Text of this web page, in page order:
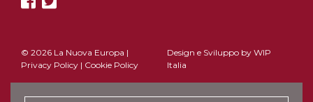
© 2026 La Nuova Europa |
Privacy Policy | Cookie Policy
Design e Sviluppo by WIP
Italia